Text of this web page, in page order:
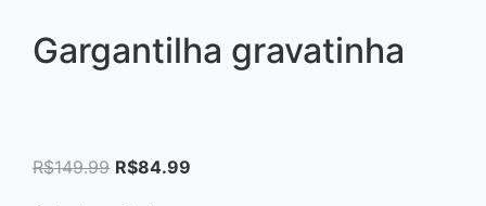
Gargantilha gravatinha
R$149.99 R$84.99